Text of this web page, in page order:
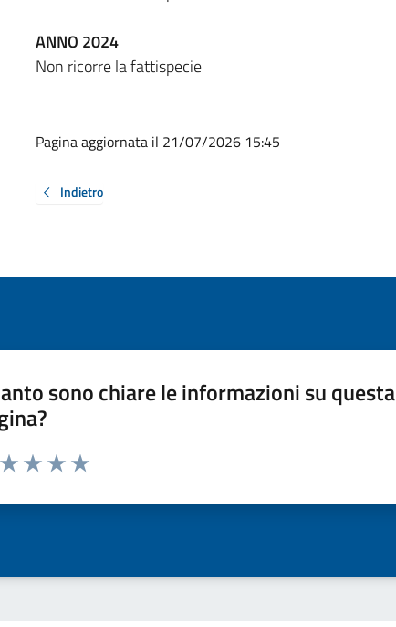
ANNO 2024
Non ricorre la fattispecie
Pagina aggiornata il 21/07/2026 15:45
Indietro
sono chiare le informazioni su questa
da 1 a 5 stelle la pagina